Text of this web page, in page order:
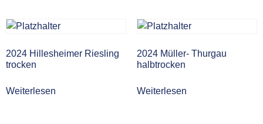
2024 Hillesheimer Riesling
trocken
Weiterlesen
2024 Müller- Thurgau
halbtrocken
Weiterlesen